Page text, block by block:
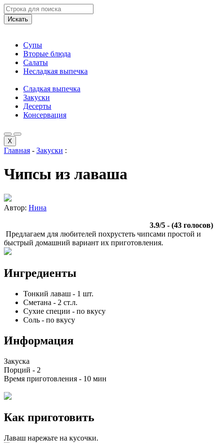
Искать
Супы
Вторые блюда
Салаты
Несладкая выпечка
Сладкая выпечка
Закуски
Десерты
Консервация
X
Главная - Закуски :
Чипсы из лаваша
Автор: Нина
3.9/5 - (43 голосов)
Предлагаем для любителей похрустеть чипсами простой и
быстрый домашний вариант их приготовления.
Ингредиенты
Тонкий лаваш - 1 шт.
Сметана - 2 ст.л.
Сухие специи - по вкусу
Соль - по вкусу
Информация
Закуска
Порций - 2
Время приготовления - 10 мин
Как приготовить
Лаваш нарежьте на кусочки.